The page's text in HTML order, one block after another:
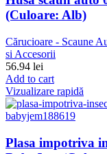
(Culoare: Alb)
Cărucioare - Scaune
si Accesorii
56.94 lei
Add to cart
Vizualizare rapidă
Plasa impotriva